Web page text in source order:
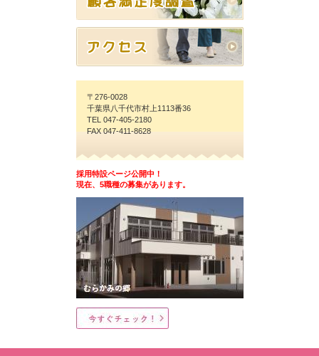
〒276-0028
千葉県八千代市村上1113番36
TEL 047-405-2180
FAX 047-411-8628
採用特設ページ公開中！
現在、5職種の募集があります。